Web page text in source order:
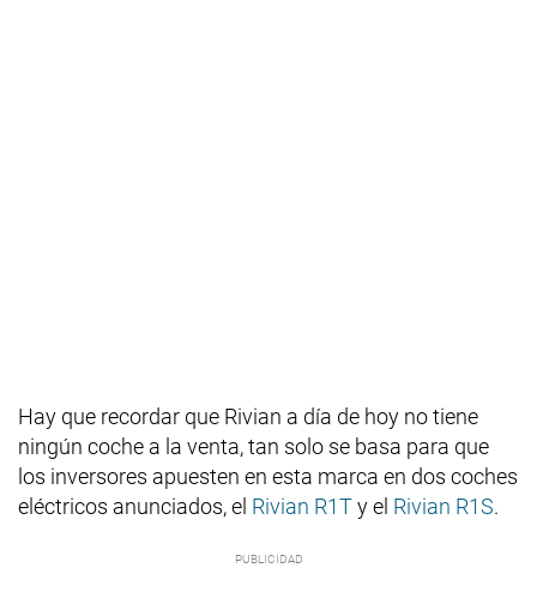
Hay que recordar que Rivian a día de hoy no tiene
ningún coche a la venta, tan solo se basa para que
los inversores apuesten en esta marca en dos coches
eléctricos anunciados, el Rivian R1Ty el Rivian R1S.